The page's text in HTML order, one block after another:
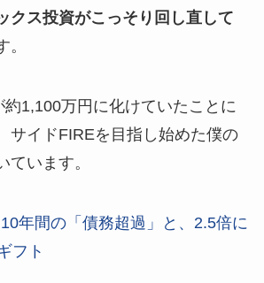
クス投資がこっそり回し直して
。
約1,100万円に化けていたことに
サイドFIREを目指し始めた僕の
ています。
年間の「債務超過」と、2.5倍に
フト